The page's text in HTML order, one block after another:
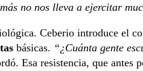
no nos lleva a ejercitar
Ceberio introduce el
básicas. “¿Cuánta gente
Esa resistencia, que antes